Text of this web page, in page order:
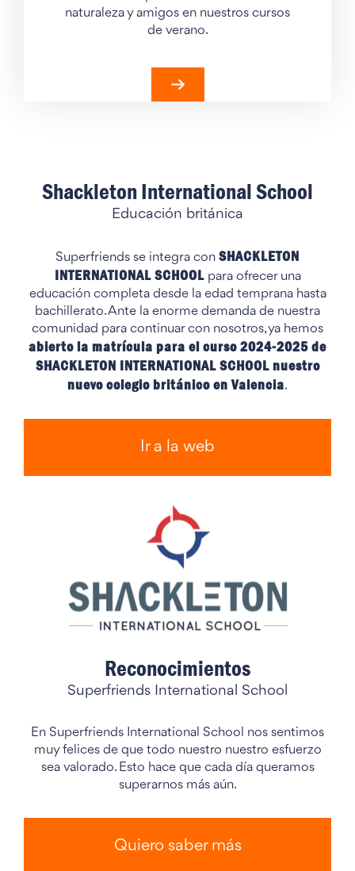
naturaleza y amigos en nuestros cursos
de verano.
Shackleton International School
Educación británica
Superfriends se integra con SHACKLETON
INTERNATIONAL SCHOOLpara ofrecer una
educación completa desde la edad temprana hasta
bachillerato. Ante la enorme demanda de nuestra
comunidad para continuar con nosotros, ya hemos
abierto la matrícula para el curso 2024-2025 de
SHACKLETON INTERNATIONAL SCHOOL nuestro
nuevo colegio británico en Valencia.
Ir a la web
Reconocimientos
Superfriends International School
En Superfriends International School nos sentimos
muy felices de que todo nuestro nuestro esfuerzo
sea valorado. Esto hace que cada día queramos
superarnos más aún.
Quiero saber más